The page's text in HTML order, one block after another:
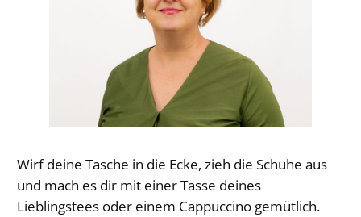
Wirf deine Tasche in die Ecke, zieh die Schuhe aus
und mach es dir mit einer Tasse deines
Lieblingstees oder einem Cappuccino gemütlich.